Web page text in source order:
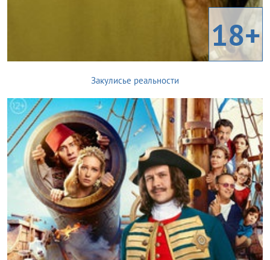
18+
Закулисье реальности